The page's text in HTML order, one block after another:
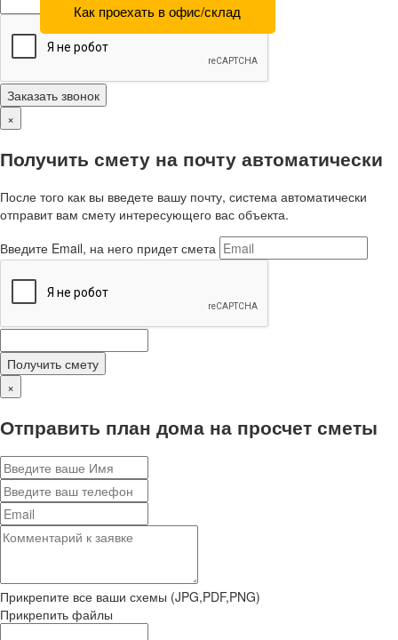
Как проехать в офис/склад
Заказать звонок
×
Получить смету на почту автоматически
После того как вы введете вашу почту, система автоматически
отправит вам смету интересующего вас объекта.
Введите Email, на него придет смета
Получить смету
×
Отправить план дома на просчет сметы
Прикрепите все ваши схемы (JPG,PDF,PNG)
Прикрепить файлы